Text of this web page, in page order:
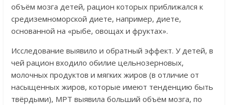
объём мозга детей, рацион которых приближался к
средиземноморской диете, например, диете,
основанной на «рыбе, овощах и фруктах».
Исследование выявило и обратный эффект. У детей, в
чей рацион входило обилие цельнозерновых,
молочных продуктов и мягких жиров (в отличие от
насыщенных жиров, которые имеют тенденцию быть
твёрдыми), МРТ выявила больший объём мозга, по